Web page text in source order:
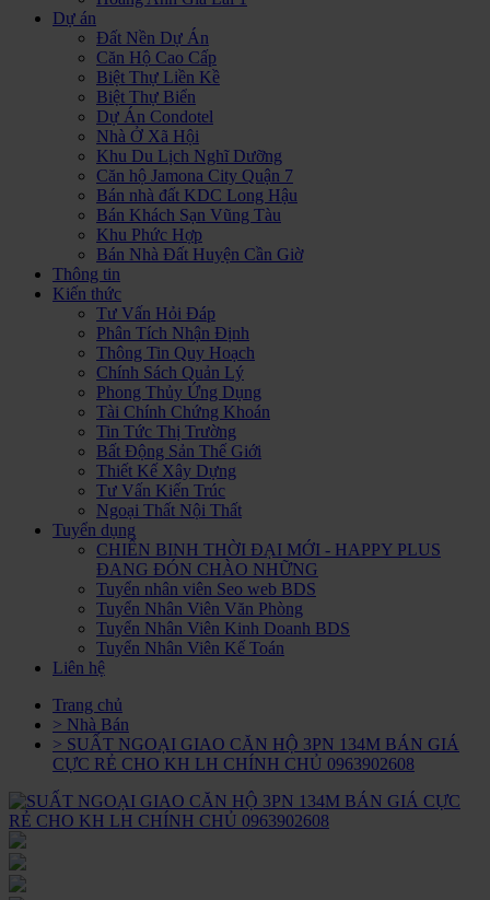
Dự án
Đất Nền Dự Án
Căn Hộ Cao Cấp
Biệt Thự Liền Kề
Biệt Thự Biển
Dự Án Condotel
Nhà Ở Xã Hội
Khu Du Lịch Nghĩ Dưỡng
Căn hộ Jamona City Quận 7
Bán nhà đất KDC Long Hậu
Bán Khách Sạn Vũng Tàu
Khu Phức Hợp
Bán Nhà Đất Huyện Cần Giờ
Thông tin
Kiến thức
Tư Vấn Hỏi Đáp
Phân Tích Nhận Định
Thông Tin Quy Hoạch
Chính Sách Quản Lý
Phong Thủy Ứng Dụng
Tài Chính Chứng Khoán
Tin Tức Thị Trường
Bất Động Sản Thế Giới
Thiết Kế Xây Dựng
Tư Vấn Kiến Trúc
Ngoại Thất Nội Thất
Tuyển dụng
CHIẾN BINH THỜI ĐẠI MỚI - HAPPY PLUS
ĐANG ĐÓN CHÀO NHỮNG
Tuyển nhân viên Seo web BDS
Tuyển Nhân Viên Văn Phòng
Tuyển Nhân Viên Kinh Doanh BDS
Tuyển Nhân Viên Kế Toán
Liên hệ
Trang chủ
> Nhà Bán
> SUẤT NGOẠI GIAO CĂN HỘ 3PN 134M BÁN GIÁ
CỰC RẺ CHO KH LH CHÍNH CHỦ 0963902608